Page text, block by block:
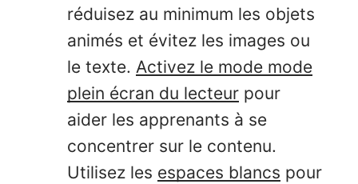
réduisez au minimum les objets
animés et évitez les images ou
le texte. Activez le mode mode
plein écran du lecteur pour
aider les apprenants à se
concentrer sur le contenu.
Utilisez les espaces blancs pour